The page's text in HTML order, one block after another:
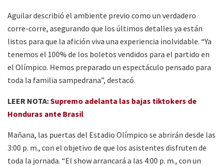
Aguilar describió el ambiente previo como un verdadero
corre-corre, asegurando que los últimos detalles ya están
listos para que la afición viva una experiencia inolvidable. “Ya
tenemos el 100% de los boletos vendidos para el partido en
el Olímpico. Hemos preparado un espectáculo pensado para
toda la familia sampedrana”, destacó.
LEER NOTA:Supremo adelanta las bajas tiktokers de
Honduras ante Brasil
Mañana, las puertas del Estadio Olímpico se abrirán desde las
3:00 p. m., con el objetivo de que los asistentes disfruten de
toda la jornada. “El show arrancará a las 4:00 p. m., con un